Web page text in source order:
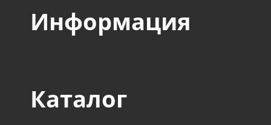
Информация
Каталог